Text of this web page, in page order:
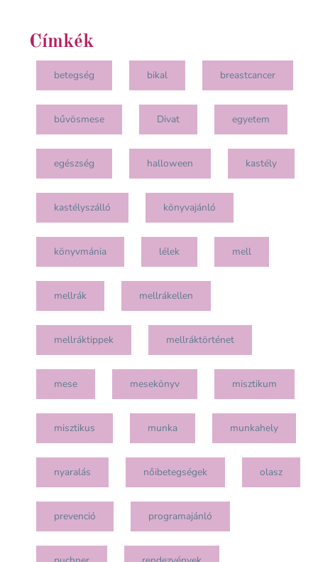
Címkék
betegség bikal breastcancer
bűvösmese Divat egyetem
egészség halloween kastély
kastélyszálló könyvajánló
könyvmánia lélek mell
mellrák mellrákellen
mellráktippek mellráktörténet
mese mesekönyv misztikum
misztikus munka munkahely
nyaralás nőibetegségek olasz
prevenció programajánló